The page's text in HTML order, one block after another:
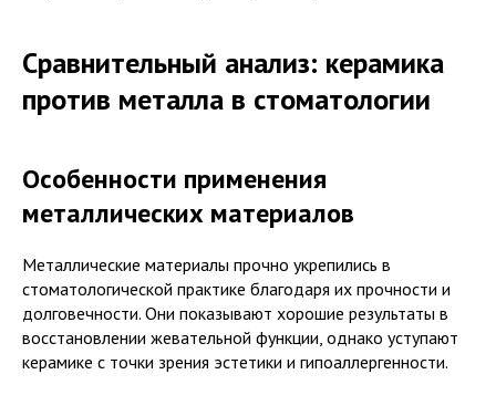
Сравнительный анализ: керамика
против металла в стоматологии
Особенности применения
металлических материалов
Металлические материалы прочно укрепились в
стоматологической практике благодаря их прочности и
долговечности. Они показывают хорошие результаты в
восстановлении жевательной функции, однако уступают
керамике с точки зрения эстетики и гипоаллергенности.